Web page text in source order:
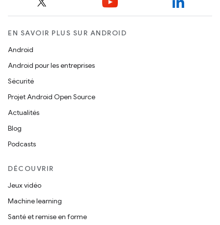
EN SAVOIR PLUS SUR ANDROID
Android
Android pour les entreprises
Sécurité
Projet Android Open Source
Actualités
Blog
Podcasts
DÉCOUVRIR
Jeux vidéo
Machine learning
Santé et remise en forme